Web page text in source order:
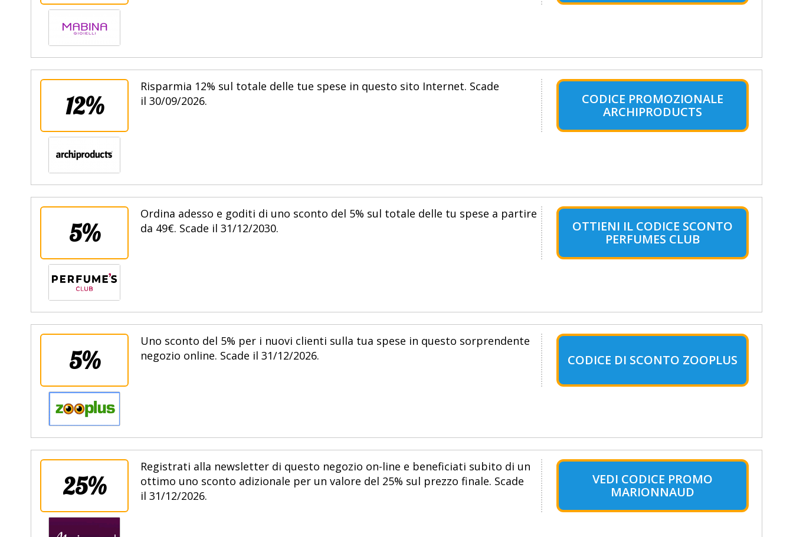
12%
Risparmia 12% sul totale delle tue spese in questo sito Internet. Scade
il 30/09/2026.
CODICE PROMOZIONALE
ARCHIPRODUCTS
5%
Ordina adesso e goditi di uno sconto del 5% sul totale delle tu spese a partire
da 49€. Scade il 31/12/2030.
OTTIENI IL CODICE SCONTO
PERFUMES CLUB
5%
Uno sconto del 5% per i nuovi clienti sulla tua spese in questo sorprendente
negozio online. Scade il 31/12/2026.
CODICE DI SCONTO ZOOPLUS
25%
Registrati alla newsletter di questo negozio on-line e beneficiati subito di un
ottimo uno sconto adizionale per un valore del 25% sul prezzo finale. Scade
il 31/12/2026.
VEDI CODICE PROMO
MARIONNAUD